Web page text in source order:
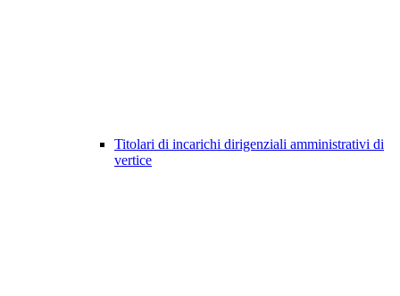
Titolari di incarichi dirigenziali amministrativi di
vertice